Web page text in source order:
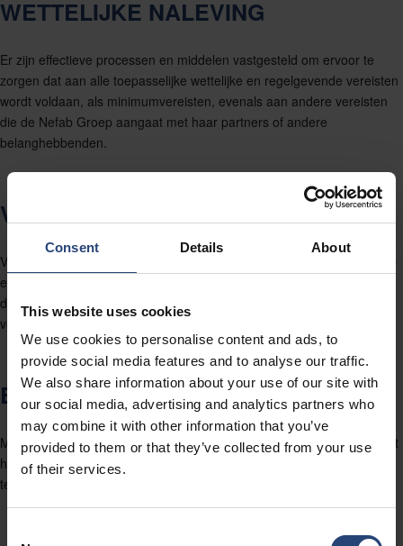
Consent Details About
This website uses cookies
We use cookies to personalise content and ads, to
provide social media features and to analyse our traffic.
We also share information about your use of our site with
our social media, advertising and analytics partners who
may combine it with other information that you’ve
provided to them or that they’ve collected from your use
of their services.
WETTELIJKE NALEVING
Er zijn effectieve processen en middelen vastgesteld om ervoor te
zorgen dat aan alle toepasselijke wettelijke en regelgevende vereisten
wordt voldaan, als minimumvereisten, evenals aan andere vereisten
die de Nefab Groep aangaat met haar partners of andere
belanghebbenden.
VOORTDURENDE VERBETERING
Voortdurende verbetering is een belangrijk aandachtspunt voor Nefab
en wordt ontwikkeld door de implementatie van globale en lokale
doelstellingen, het bewaken van de procesprestaties en hulpmiddelen
voor het beperken, corrigeren en voorkomen van problemen.
EMPOWERMENT
Mensen zijn de belangrijkste hulpbron van de Groep. Nefab stimuleert
haar medewerkers, omdat we weten hoe belangrijk ze zijn voor de
tevredenheid van onze partners en voor onze toekomst.